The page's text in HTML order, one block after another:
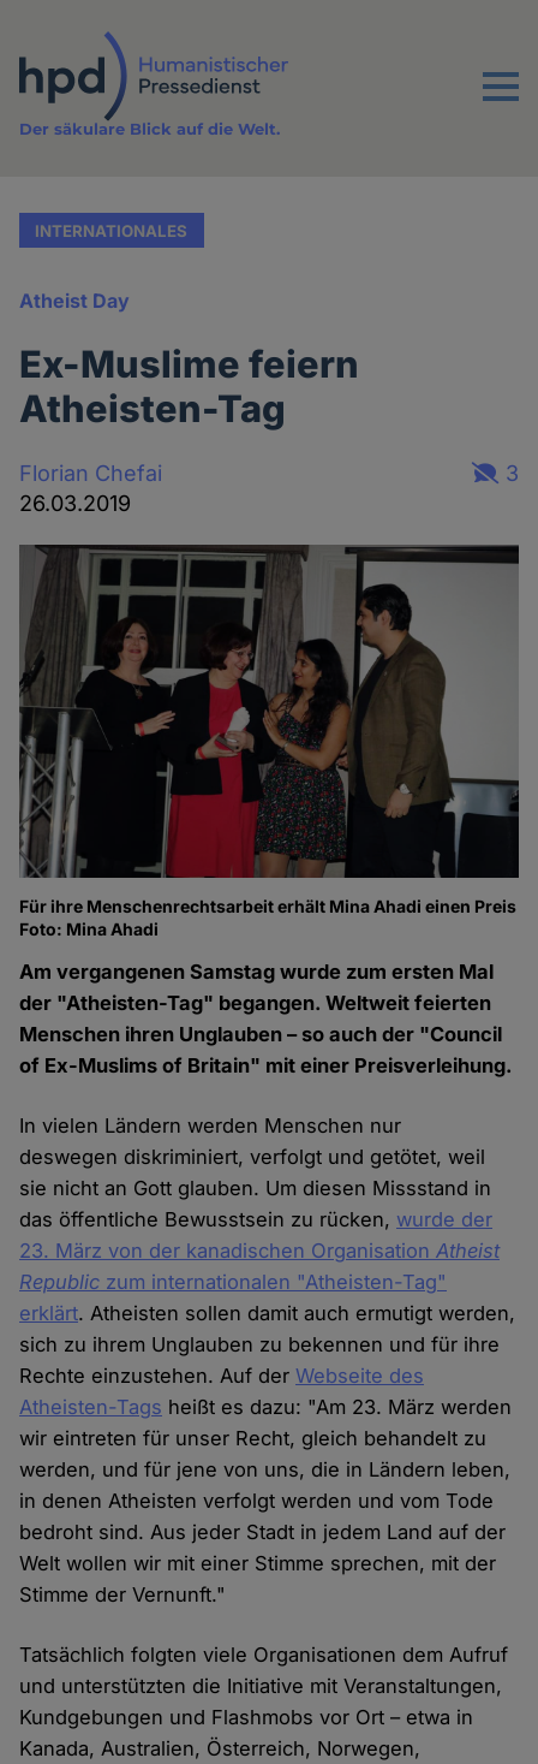
Inhalt
Menu
Der säkulare Blick auf die Welt.
INTERNATIONALES
Atheist Day
Ex-Muslime feiern
Atheisten-Tag
Florian Chefai
26.03.2019
3
Für ihre Menschenrechtsarbeit erhält Mina Ahadi einen Preis
Foto: Mina Ahadi
Am vergangenen Samstag wurde zum ersten Mal
der "Atheisten-Tag" begangen. Weltweit feierten
Menschen ihren Unglauben – so auch der "Council
of Ex-Muslims of Britain" mit einer Preisverleihung.
In vielen Ländern werden Menschen nur
deswegen diskriminiert, verfolgt und getötet, weil
sie nicht an Gott glauben. Um diesen Missstand in
das öffentliche Bewusstsein zu rücken, wurde der
23. März von der kanadischen OrganisationAtheist
Republic zum internationalen "Atheisten-Tag"
erklärt. Atheisten sollen damit auch ermutigt werden,
sich zu ihrem Unglauben zu bekennen und für ihre
Rechte einzustehen. Auf derWebseite des
Atheisten-Tags heißt es dazu: "Am 23. März werden
wir eintreten für unser Recht, gleich behandelt zu
werden, und für jene von uns, die in Ländern leben,
in denen Atheisten verfolgt werden und vom Tode
bedroht sind. Aus jeder Stadt in jedem Land auf der
Welt wollen wir mit einer Stimme sprechen, mit der
Stimme der Vernunft."
Tatsächlich folgten viele Organisationen dem Aufruf
und unterstützten die Initiative mit Veranstaltungen,
Kundgebungen und Flashmobs vor Ort – etwa in
Kanada, Australien, Österreich, Norwegen,